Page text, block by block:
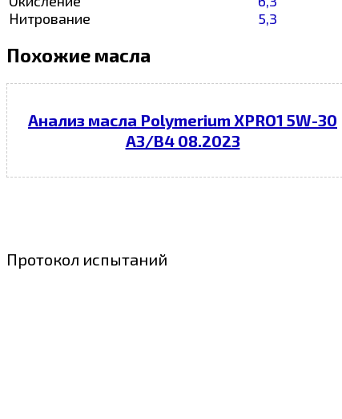
Нитрование
5,3
Похожие масла
Анализ масла Polymerium XPRO1 5W-30
A3/B4 08.2023
Протокол испытаний